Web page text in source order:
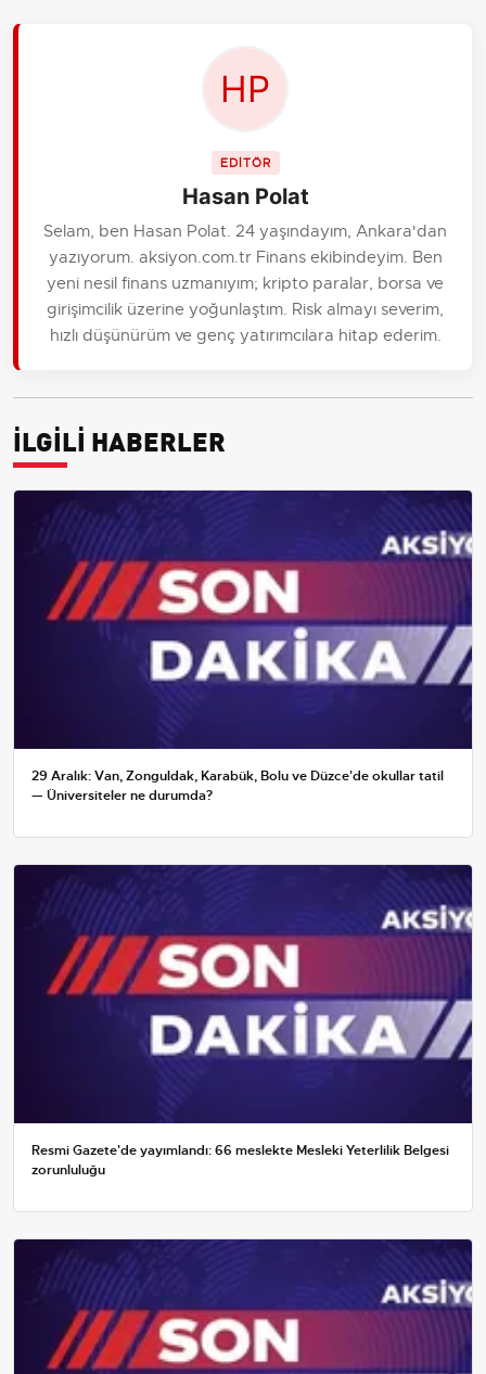
EDİTÖR
Hasan Polat
Selam, ben Hasan Polat. 24 yaşındayım, Ankara'dan
yazıyorum. aksiyon.com.tr Finans ekibindeyim. Ben
yeni nesil finans uzmanıyım; kripto paralar, borsa ve
girişimcilik üzerine yoğunlaştım. Risk almayı severim,
hızlı düşünürüm ve genç yatırımcılara hitap ederim.
İLGİLİ HABERLER
29 Aralık: Van, Zonguldak, Karabük, Bolu ve Düzce'de okullar tatil
— Üniversiteler ne durumda?
Resmi Gazete'de yayımlandı: 66 meslekte Mesleki Yeterlilik Belgesi
zorunluluğu